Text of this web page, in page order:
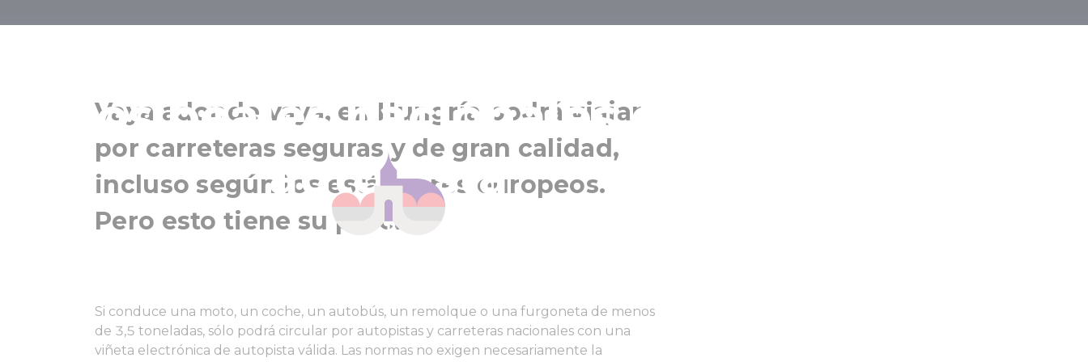
los peajes nacionales de
autopista
Vaya adonde vaya, en Hungría podrá viajar
por carreteras seguras y de gran calidad,
incluso según los estándares europeos.
Pero esto tiene su precio.
Si conduce una moto, un coche, un autobús, un remolque o una furgoneta de menos
de 3,5 toneladas, sólo podrá circular por autopistas y carreteras nacionales con una
viñeta electrónica de autopista válida. Las normas no exigen necesariamente la